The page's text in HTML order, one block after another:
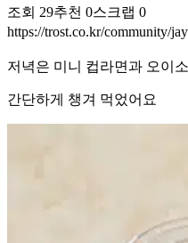
조회 29추천 0스크랩 0
https://trost.co.kr/community/
저녁은 미니 컵라면과 오이
간단하게 챙겨 먹었어요